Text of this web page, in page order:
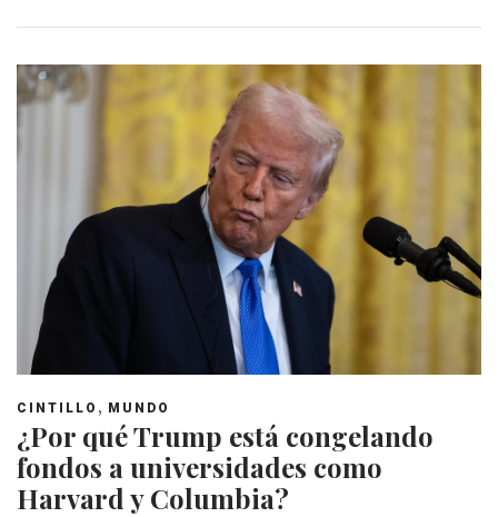
CINTILLO , MUNDO
¿Por qué Trump está congelando
fondos a universidades como
Harvard y Columbia?